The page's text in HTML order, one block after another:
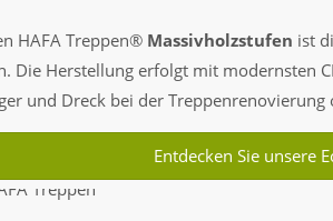
HAFA Treppen® Massivholzstufen ist
Die Herstellung erfolgt mit modernsten
und Dreck bei der Treppenrenovierung
Entdecken Sie unsere